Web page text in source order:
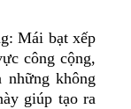
Mái bạt xếp
công cộng,
không
giúp tạo ra